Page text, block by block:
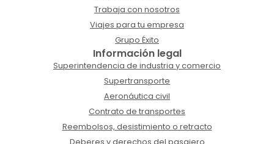
Trabaja con nosotros
Viajes para tu empresa
Grupo Éxito
Información legal
Superintendencia de industria y comercio
Supertransporte
Aeronáutica civil
Contrato de transportes
Reembolsos, desistimiento o retracto
Deberes y derechos del pasajero